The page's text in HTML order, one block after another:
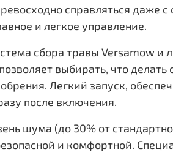
справляться
и легкое управление.
сбора травы Versamow и
выбирать, что
Легкий запуск,
после включения.
шума (до 30% от
и комфортной.